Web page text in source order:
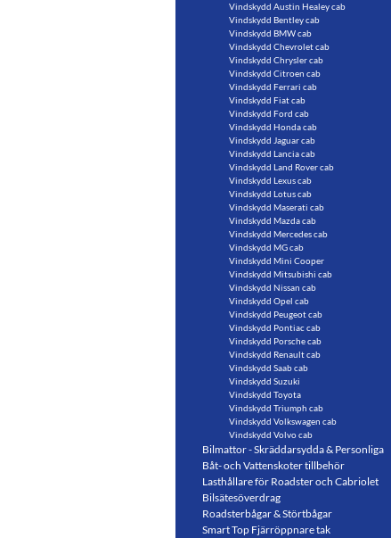
Vindskydd Austin Healey cab
Vindskydd Bentley cab
Vindskydd BMW cab
Vindskydd Chevrolet cab
Vindskydd Chrysler cab
Vindskydd Citroen cab
Vindskydd Ferrari cab
Vindskydd Fiat cab
Vindskydd Ford cab
Vindskydd Honda cab
Vindskydd Jaguar cab
Vindskydd Lancia cab
Vindskydd Land Rover cab
Vindskydd Lexus cab
Vindskydd Lotus cab
Vindskydd Maserati cab
Vindskydd Mazda cab
Vindskydd Mercedes cab
Vindskydd MG cab
Vindskydd Mini Cooper
Vindskydd Mitsubishi cab
Vindskydd Nissan cab
Vindskydd Opel cab
Vindskydd Peugeot cab
Vindskydd Pontiac cab
Vindskydd Porsche cab
Vindskydd Renault cab
Vindskydd Saab cab
Vindskydd Suzuki
Vindskydd Toyota
Vindskydd Triumph cab
Vindskydd Volkswagen cab
Vindskydd Volvo cab
Bilmattor - Skräddarsydda & Personliga
Båt- och Vattenskoter tillbehör
Lasthållare för Roadster och Cabriolet
Bilsätesöverdrag
Roadsterbågar & Störtbågar
Smart Top Fjärröppnare tak